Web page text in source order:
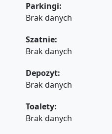
Parkingi:
Brak danych
Szatnie:
Brak danych
Depozyt:
Brak danych
Toalety:
Brak danych